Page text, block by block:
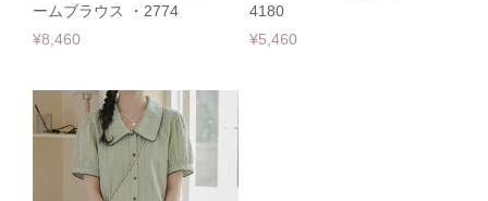
ームブラウス ・2774
¥8,460
4180
¥5,460